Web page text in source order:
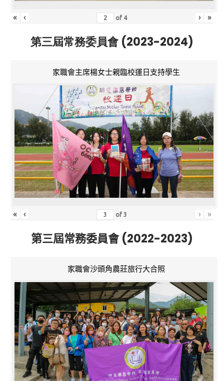
« ‹ of 4 › »
第三屆常務委員會 (2023-2024)
家職會主席楊女士親臨校運日支持學生
« ‹ of3 › »
第三屆常務委員會 (2022-2023)
家職會沙頭角農莊旅行大合照